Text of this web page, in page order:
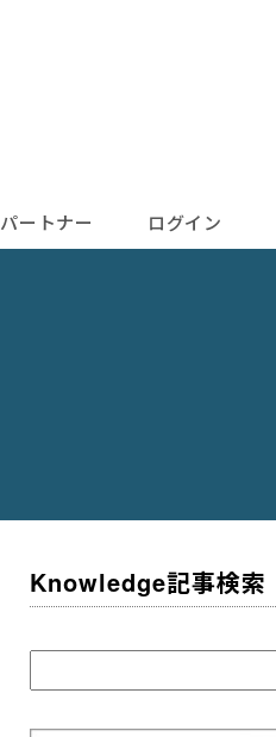
パートナー ログイン
Knowledge記事検索